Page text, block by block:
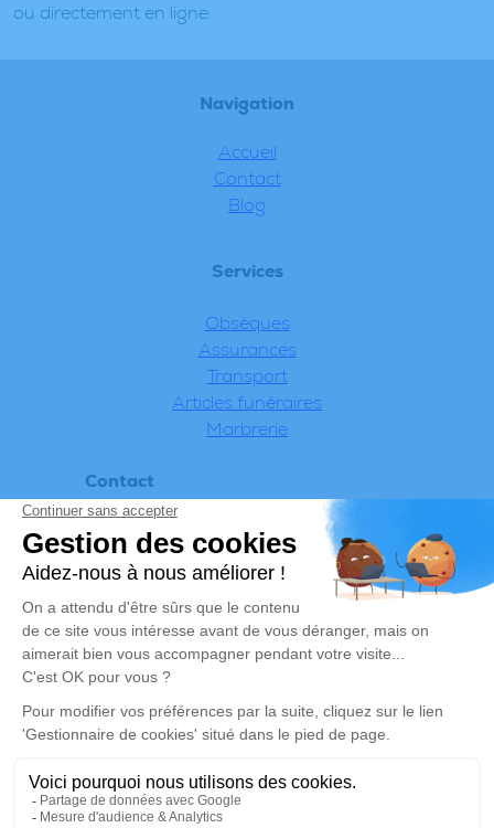
ou directement en ligne.
Navigation
Accueil
Contact
Blog
Services
Obsèques
Assurances
Transport
Articles funéraires
Marbrerie
Contact
Appeler 24h/24 - 7j/7
Informations
Politique de confidentialité
© 2026 Chrysalis-funeraire
Réalisaiton et référencement par